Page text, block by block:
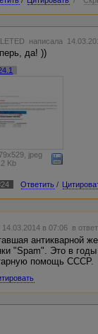
написала
да! ))
jpeg
Kb
Ответить /
в 07:06 в
антикварной
"Spam". Это в
помощь СССР.